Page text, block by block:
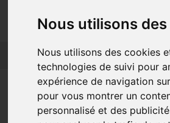
Nous utilisons
Nous utilisons des cookies
technologies de suivi pour
expérience de navigation
pour vous montrer un
personnalisé et des
Nos
L’actualité des partenaires Nos
Actualités